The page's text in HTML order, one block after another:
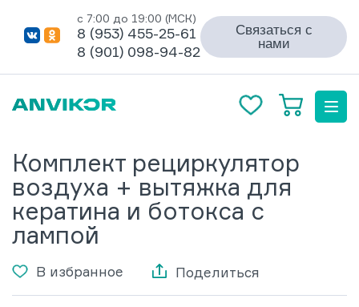
с 7:00 до 19:00 (МСК)
8 (953) 455-25-61
8 (901) 098-94-82
Связаться с
нами
Комплект рециркулятор
воздуха + вытяжка для
кератина и ботокса с
лампой
В избранное Поделиться